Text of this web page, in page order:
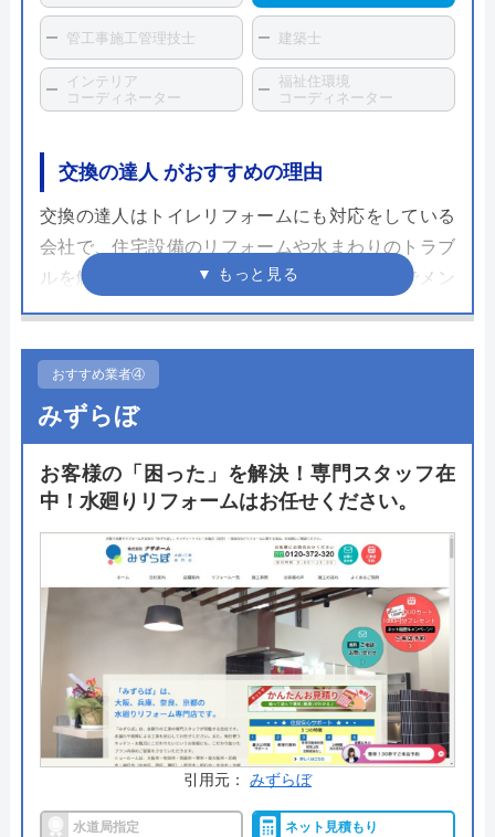
管工事施工管理技士 建築士
インテリア
コーディネーター
福祉住環境
コーディネーター
交換の達人 がおすすめの理由
交換の達人はトイレリフォームにも対応をしている
会社で、住宅設備のリフォームや水まわりのトラブ
ルを解決してくれます。施工には3年間無料でメン
テナンスをしてくれる「あんしん3年保証」が付属
サポートが魅力です。
ホームページでは自宅に合った商品や希望する機能
を持つ商品をすぐに選べる商品検索があるため、い
つでも商品を探すことが可能。そのまま購入や工事
もおすすめです。
公式サイトで
料金詳細を見る
交換の達人 の基本情報
運営会社 株式会社ハウスラボ
おすすめ業者④
みずらぼ
お客様の「困った」を解決！専門スタッフ在
中！水廻りリフォームはお任せください。
引用元： みずらぼ
水道局指定 ネット見積もり